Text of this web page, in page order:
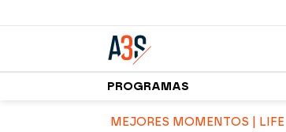
PROGRAMAS
MEJORES MOMENTOS | LIFE